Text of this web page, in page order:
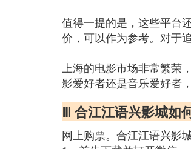
值得一提的是，这些平台
价，可以作为参考。对于
上海的电影市场非常繁
影爱好者还是音乐爱好者
Ⅲ 合江江语兴影城如
网上购票。合江江语兴影